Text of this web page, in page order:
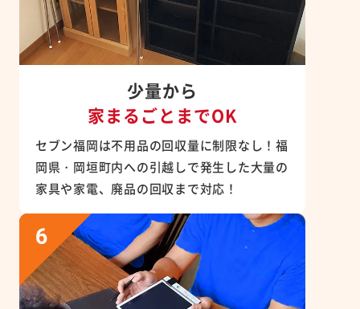
少量から
家まるごとまでOK
セブン福岡は不用品の回収量に制限なし！福
岡県・岡垣町内への引越しで発生した大量の
家具や家電、廃品の回収まで対応！